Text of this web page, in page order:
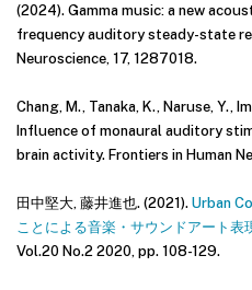
(2024). Gamma music: a new
frequency auditory steady-state
Neuroscience, 17, 1287018.
Chang, M., Tanaka, K., Naruse, Y.,
Influence of monaural auditory
brain activity. Frontiers in Human
田中堅大, 藤井進也. (2021). Urban
ことによる音楽・サウンドアート表
Vol.20 No.2 2020, pp. 108-129.